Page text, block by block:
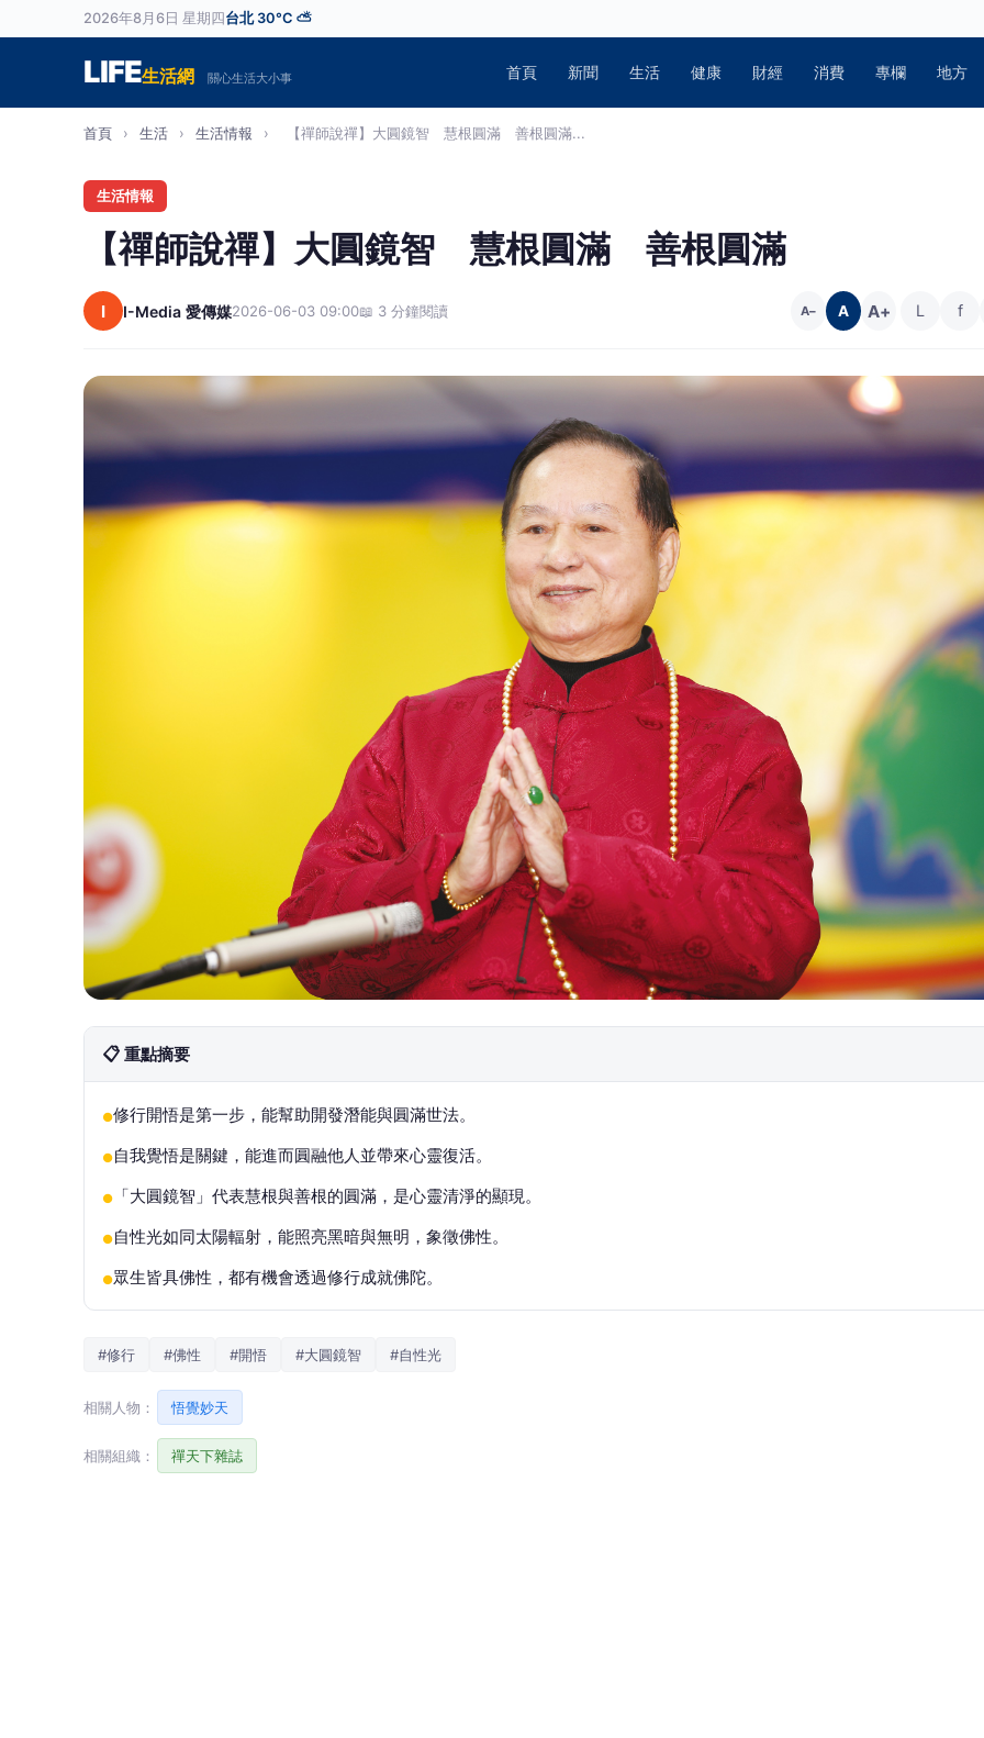
2026年8月6日 星期四 台北 30°C ⛅
LIFE生活網 關心生活大小事 首頁 新聞 生活 健康 財經 消費 專欄 地方
首頁 › 生活 › 生活情報 › 【禪師說禪】大圓鏡智 慧根圓滿 善根圓滿...
生活情報
【禪師說禪】大圓鏡智 慧根圓滿 善根圓滿
I I-Media 愛傳媒2026-06-03 09:00📖 3 分鐘閱讀 A− A A+ L f
📋 重點摘要
●修行開悟是第一步，能幫助開發潛能與圓滿世法。
●自我覺悟是關鍵，能進而圓融他人並帶來心靈復活。
● 「大圓鏡智」代表慧根與善根的圓滿，是心靈清淨的顯現。
●自性光如同太陽輻射，能照亮黑暗與無明，象徵佛性。
●眾生皆具佛性，都有機會透過修行成就佛陀。
#修行 #佛性 #開悟 #大圓鏡智 #自性光
相關人物： 悟覺妙天
相關組織： 禪天下雜誌